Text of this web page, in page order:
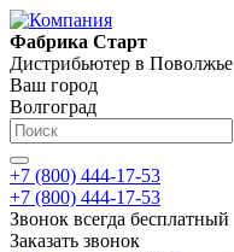
Фабрика Старт
Дистрибьютер в Поволжье
Ваш город
Волгоград
+7 (800) 444-17-53
+7 (800) 444-17-53
Звонок всегда бесплатный
Заказать звонок